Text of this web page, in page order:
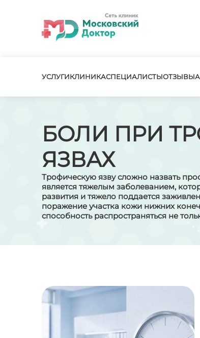
УСЛУГИКЛИНИКАСПЕЦИАЛИСТЫОТЗЫВЫ
БОЛИ ПРИ
ЯЗВАХ
Трофическую язву сложно назвать
является тяжелым заболеванием,
развития и тяжело поддается
поражение участка кожи нижних
способность распространяться не